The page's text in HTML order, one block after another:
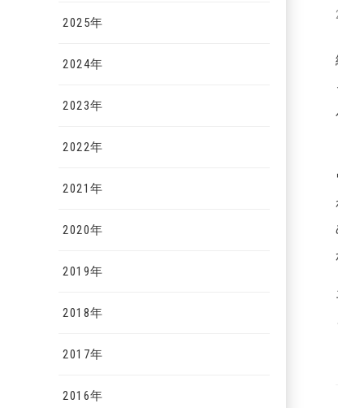
2025年
2024年
2023年
2022年
2021年
2020年
2019年
2018年
2017年
2016年